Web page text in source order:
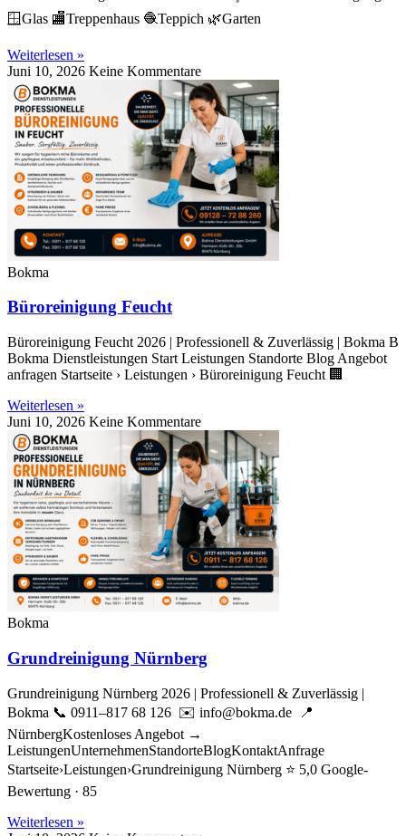
🪟Glas 🏬Treppenhaus 🧶Teppich 🌿Garten
Weiterlesen »
Juni 10, 2026 Keine Kommentare
Bokma
Büroreinigung Feucht
Büroreinigung Feucht 2026 | Professionell & Zuverlässig | Bokma B
Bokma Dienstleistungen Start Leistungen Standorte Blog Angebot
anfragen Startseite › Leistungen › Büroreinigung Feucht 🏢
Weiterlesen »
Juni 10, 2026 Keine Kommentare
Bokma
Grundreinigung Nürnberg
Grundreinigung Nürnberg 2026 | Professionell & Zuverlässig |
Bokma 📞 0911–817 68 126 ✉️ info@bokma.de 📍
NürnbergKostenloses Angebot →
LeistungenUnternehmenStandorteBlogKontaktAnfrage
Startseite›Leistungen›Grundreinigung Nürnberg ⭐ 5,0 Google-
Bewertung · 85
Weiterlesen »